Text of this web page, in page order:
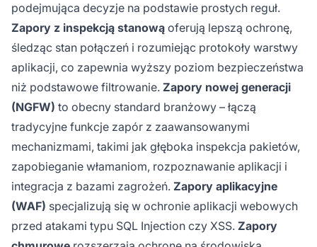
podejmująca decyzje na podstawie prostych reguł.
Zapory z inspekcją stanową oferują lepszą ochronę,
śledząc stan połączeń i rozumiejąc protokoły warstwy
aplikacji, co zapewnia wyższy poziom bezpieczeństwa
niż podstawowe filtrowanie. Zapory nowej generacji
(NGFW) to obecny standard branżowy – łączą
tradycyjne funkcje zapór z zaawansowanymi
mechanizmami, takimi jak głęboka inspekcja pakietów,
zapobieganie włamaniom, rozpoznawanie aplikacji i
integracja z bazami zagrożeń. Zapory aplikacyjne
(WAF) specjalizują się w ochronie aplikacji webowych
przed atakami typu SQL Injection czy XSS. Zapory